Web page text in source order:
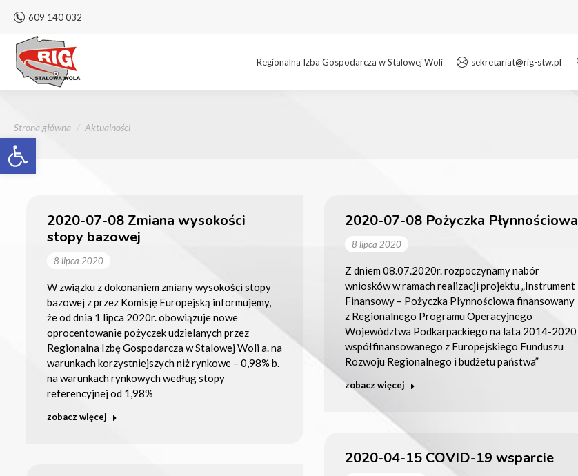
Otwórz pasek narzędzi
609 140 032
Regionalna Izba Gospodarcza w Stalowej Woli sekretariat@rig-stw.pl
Jesteś tutaj:
Strona główna Aktualności
2020-07-08 Zmiana wysokości
stopy bazowej
8 lipca 2020
W związku z dokonaniem zmiany wysokości stopy
bazowej z przez Komisję Europejską informujemy,
że od dnia 1 lipca 2020r. obowiązuje nowe
oprocentowanie pożyczek udzielanych przez
Regionalna Izbę Gospodarcza w Stalowej Woli a. na
warunkach korzystniejszych niż rynkowe – 0,98% b.
na warunkach rynkowych według stopy
referencyjnej od 1,98%
zobacz więcej
2020-07-08 Pożyczka Płynnościowa
8 lipca 2020
Z dniem 08.07.2020r. rozpoczynamy nabór
wniosków w ramach realizacji projektu „Instrument
Finansowy – Pożyczka Płynnościowa finansowany
z Regionalnego Programu Operacyjnego
Województwa Podkarpackiego na lata 2014-2020
współfinansowanego z Europejskiego Funduszu
Rozwoju Regionalnego i budżetu państwa”
zobacz więcej
2020-04-15 COVID-19 wsparcie